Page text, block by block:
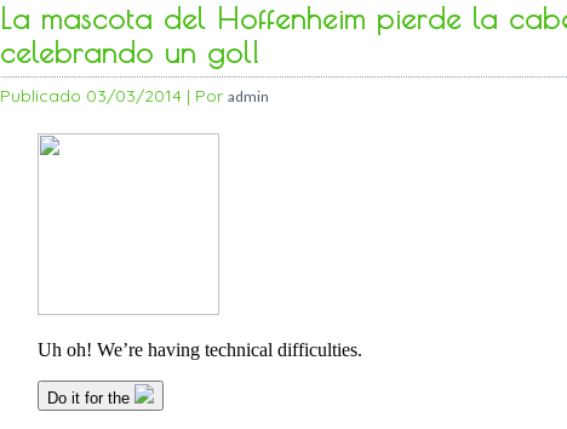
La mascota del Hoffenheim pierde la
celebrando un gol!
Publicado 03/03/2014| Por admin